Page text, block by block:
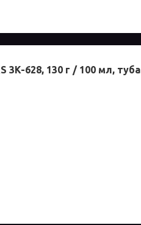
3K-628, 130 г / 100 мл, туба